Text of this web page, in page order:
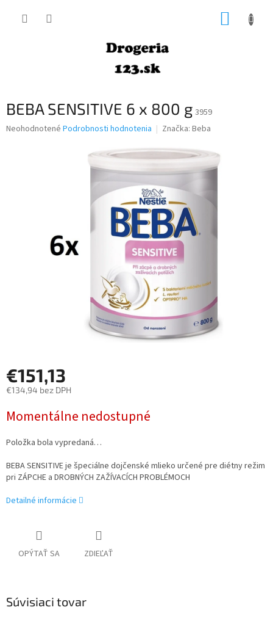
BEBA SENSITIVE 6 x 800 g 3959
Priemerné
Neohodnotené Podrobnosti hodnotenia Značka: Beba
€151,13
€134,94 bez DPH
cena:
Momentálne nedostupné
Položka bola vypredaná…
BEBA SENSITIVE je špeciálne dojčenské mlieko určené pre diétny režim
pri ZÁPCHE a DROBNÝCH ZAŽÍVACÍCH PROBLÉMOCH
Detailné informácie
OPÝTAŤ SA ZDIEĽAŤ
Súvisiaci tovar